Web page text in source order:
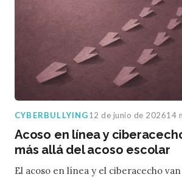
CYBERBULLYING12 de junio de 202614
Acoso en línea y
más allá del acoso escolar
El acoso en línea y el ciberacecho